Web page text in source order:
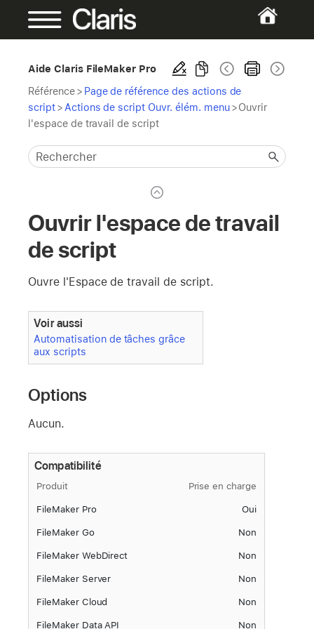
Aide Claris FileMaker Pro
Référence> Page de référence des actions de
script> Actions de script Ouvr. élém. menu >Ouvrir
l'espace de travail de script
Ouvrir l'espace de travail
de script
Ouvre l'Espace de travail de script.
Voir aussi
Automatisation de tâches grâce
aux scripts
Options
Aucun.
Compatibilité
Produit Prise en charge
FileMaker Pro Oui
FileMaker Go Non
FileMaker WebDirect Non
FileMaker Server Non
FileMaker Cloud Non
FileMaker Data API Non